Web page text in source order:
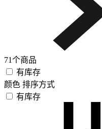
71个商品
有库存
颜色 排序方式
有库存